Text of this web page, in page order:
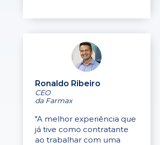
Ronaldo Ribeiro
CEO
da Farmax
"A melhor experiência que
já tive como contratante
ao trabalhar com uma